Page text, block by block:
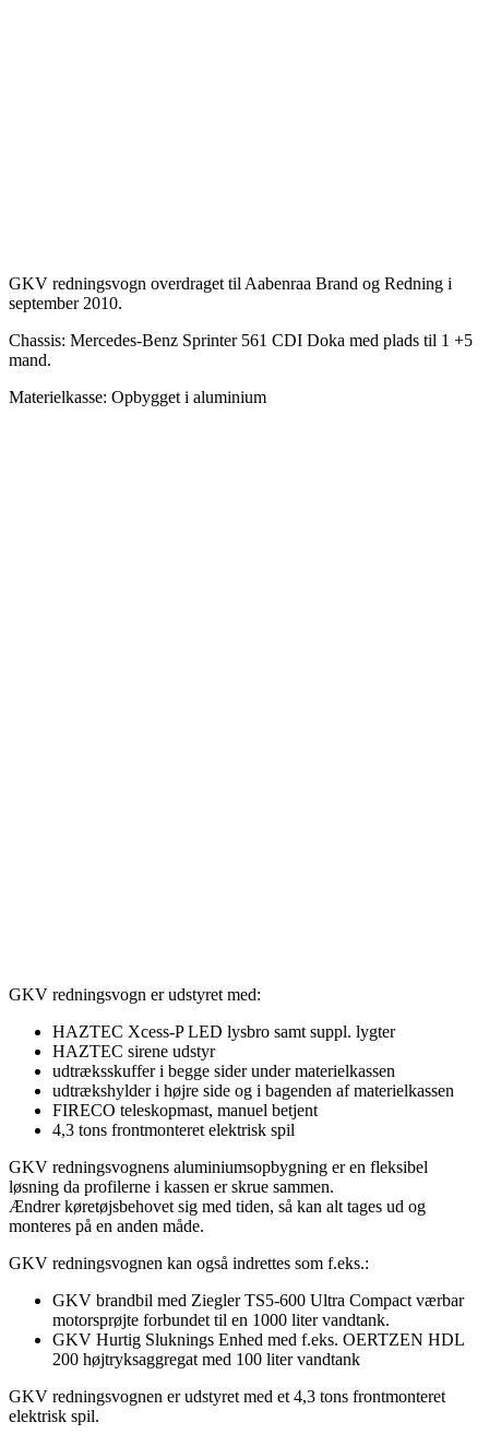
GKV redningsvogn overdraget til Aabenraa Brand og Redning i
september 2010.
Chassis: Mercedes-Benz Sprinter 561 CDI Doka med plads til 1 +5
mand.
Materielkasse: Opbygget i aluminium
GKV redningsvogn er udstyret med:
HAZTEC Xcess-P LED lysbro samt suppl. lygter
HAZTEC sirene udstyr
udtræksskuffer i begge sider under materielkassen
udtrækshylder i højre side og i bagenden af materielkassen
FIRECO teleskopmast, manuel betjent
4,3 tons frontmonteret elektrisk spil
GKV redningsvognens aluminiumsopbygning er en fleksibel
løsning da profilerne i kassen er skrue sammen.
Ændrer køretøjsbehovet sig med tiden, så kan alt tages ud og
monteres på en anden måde.
GKV redningsvognen kan også indrettes som f.eks.:
GKV brandbil med Ziegler TS5-600 Ultra Compact værbar
motorsprøjte forbundet til en 1000 liter vandtank.
GKV Hurtig Sluknings Enhed med f.eks. OERTZEN HDL
200 højtryksaggregat med 100 liter vandtank
GKV redningsvognen er udstyret med et 4,3 tons frontmonteret
elektrisk spil.